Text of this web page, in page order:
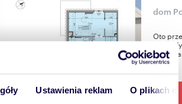
Ustawienia reklam O plikach
dom
Oto
na
mamy